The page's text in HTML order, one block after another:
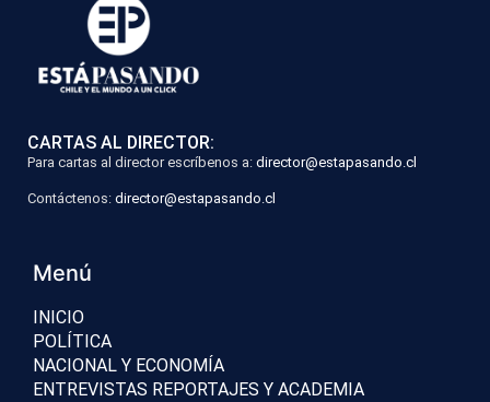
CARTAS AL DIRECTOR:
Para cartas al director escríbenos a: director@estapasando.cl
Contáctenos: director@estapasando.cl
Menú
INICIO
POLÍTICA
NACIONAL Y ECONOMÍA
ENTREVISTAS REPORTAJES Y ACADEMIA